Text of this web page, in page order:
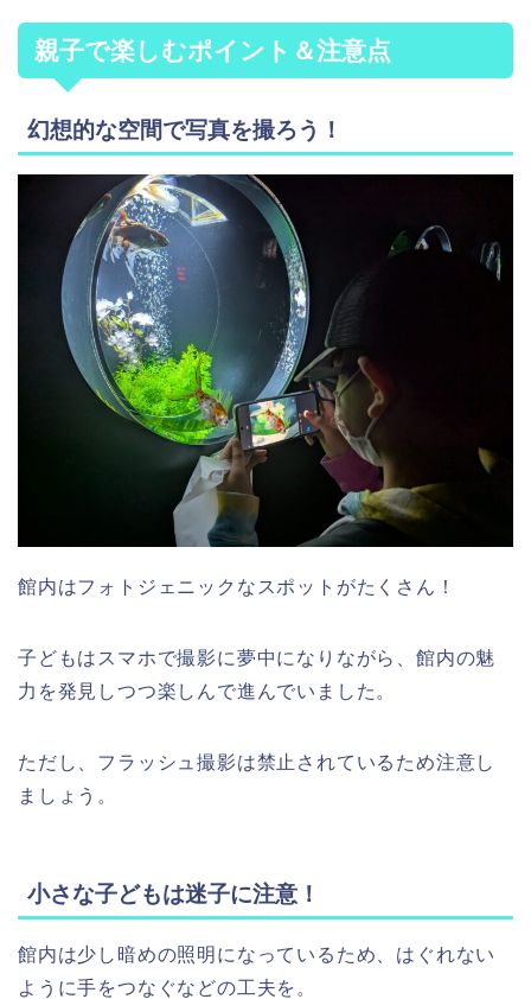
親子で楽しむポイント＆注意点
幻想的な空間で写真を撮ろう！
館内はフォトジェニックなスポットがたくさん！
子どもはスマホで撮影に夢中になりながら、館内の魅
力を発見しつつ楽しんで進んでいました。
ただし、フラッシュ撮影は禁止されているため注意し
ましょう。
小さな子どもは迷子に注意！
館内は少し暗めの照明になっているため、はぐれない
ように手をつなぐなどの工夫を。